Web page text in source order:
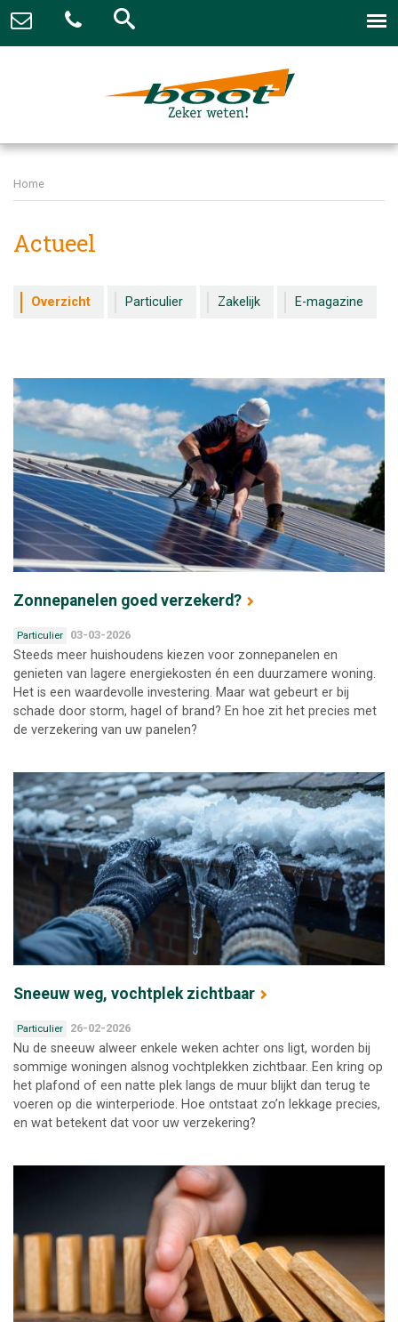
Home
Actueel
Overzicht Particulier Zakelijk E-magazine
Zonnepanelen goed verzekerd?
Particulier 03-03-2026
Steeds meer huishoudens kiezen voor zonnepanelen en
genieten van lagere energiekosten én een duurzamere woning.
Het is een waardevolle investering. Maar wat gebeurt er bij
schade door storm, hagel of brand? En hoe zit het precies met
de verzekering van uw panelen?
Sneeuw weg, vochtplek zichtbaar
Particulier 26-02-2026
Nu de sneeuw alweer enkele weken achter ons ligt, worden bij
sommige woningen alsnog vochtplekken zichtbaar. Een kring op
het plafond of een natte plek langs de muur blijkt dan terug te
voeren op die winterperiode. Hoe ontstaat zo’n lekkage precies,
en wat betekent dat voor uw verzekering?